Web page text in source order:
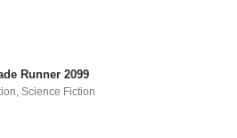
Runner 2099
,Science Fiction